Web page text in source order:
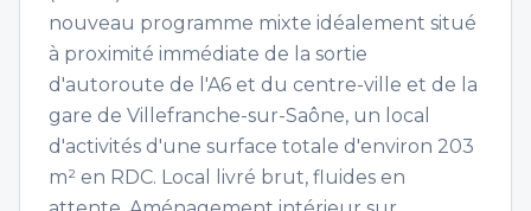
nouveau programme mixte idéalement situé
à proximité immédiate de la sortie
d'autoroute de l'A6 et du centre-ville et de la
gare de Villefranche-sur-Saône, un local
d'activités d'une surface totale d'environ 203
m² en RDC. Local livré brut, fluides en